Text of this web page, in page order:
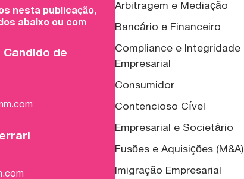
nesta publicação,
abaixo ou com
Candido de
Arbitragem e Mediação
Bancário e Financeiro
Compliance e Integridade
Empresarial
Consumidor
Contencioso Cível
Empresarial e Societário
Fusões e Aquisições (M&A)
Imigração Empresarial